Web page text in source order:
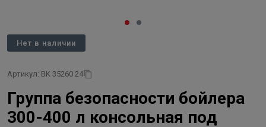
Нет в наличии
Артикул: BK 35260 24
Группа безопасности бойлера
300-400 л консольная под